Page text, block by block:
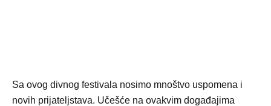
Sa ovog divnog festivala nosimo mnoštvo uspomena i
novih prijateljstava. Učešće na ovakvim događajima